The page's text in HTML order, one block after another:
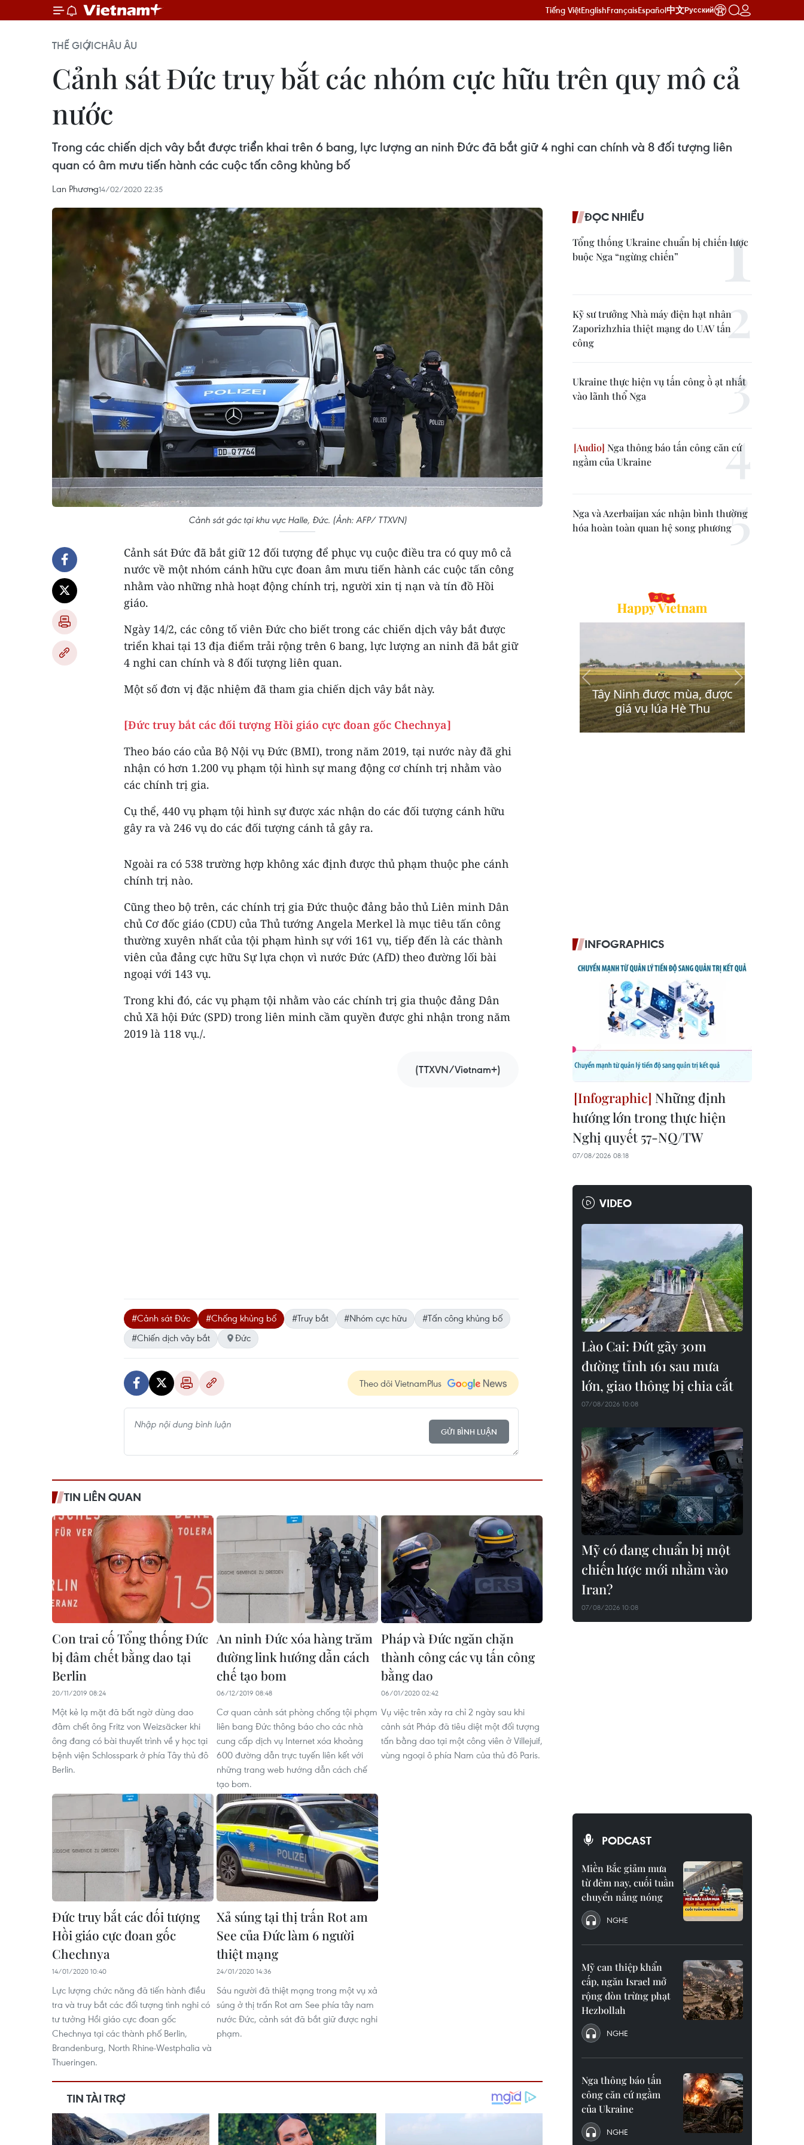
Tiếng ViệtEnglishFrançaisEspañol中文Русский
THẾ GIỚICHÂU ÂU
Cảnh sát Đức truy bắt các nhóm cực hữu trên quy mô cả
nước
Trong các chiến dịch vây bắt được triển khai trên 6 bang, lực lượng an ninh Đức đã bắt giữ 4 nghi can chính và 8 đối tượng liên
quan có âm mưu tiến hành các cuộc tấn công khủng bố
Lan Phương14/02/2020 22:35
Cảnh sát gác tại khu vực Halle, Đức. (Ảnh: AFP/ TTXVN)
Cảnh sát Đức đã bắt giữ 12 đối tượng để phục vụ cuộc điều tra có quy mô cả
nước về một nhóm cánh hữu cực đoan âm mưu tiến hành các cuộc tấn công
nhằm vào những nhà hoạt động chính trị, người xin tị nạn và tín đồ Hồi
giáo.
Ngày 14/2, các công tố viên Đức cho biết trong các chiến dịch vây bắt được
triển khai tại 13 địa điểm trải rộng trên 6 bang, lực lượng an ninh đã bắt giữ
4 nghi can chính và 8 đối tượng liên quan.
Một số đơn vị đặc nhiệm đã tham gia chiến dịch vây bắt này.
[Đức truy bắt các đối tượng Hồi giáo cực đoan gốc Chechnya]
Theo báo cáo của Bộ Nội vụ Đức (BMI), trong năm 2019, tại nước này đã ghi
nhận có hơn 1.200 vụ phạm tội hình sự mang động cơ chính trị nhằm vào
các chính trị gia.
Cụ thể, 440 vụ phạm tội hình sự được xác nhận do các đối tượng cánh hữu
gây ra và 246 vụ do các đối tượng cánh tả gây ra.
Ngoài ra có 538 trường hợp không xác định được thủ phạm thuộc phe cánh
chính trị nào.
Cũng theo bộ trên, các chính trị gia Đức thuộc đảng bảo thủ Liên minh Dân
chủ Cơ đốc giáo (CDU) của Thủ tướng Angela Merkel là mục tiêu tấn công
thường xuyên nhất của tội phạm hình sự với 161 vụ, tiếp đến là các thành
viên của đảng cực hữu Sự lựa chọn vì nước Đức (AfD) theo đường lối bài
ngoại với 143 vụ.
Trong khi đó, các vụ phạm tội nhằm vào các chính trị gia thuộc đảng Dân
chủ Xã hội Đức (SPD) trong liên minh cầm quyền được ghi nhận trong năm
2019 là 118 vụ./.
(TTXVN/Vietnam+)
#Cảnh sát Đức #Chống khủng bố #Truy bắt #Nhóm cực hữu
#Tấn công khủng bố
#Chiến dịch vây bắt
Đức
Theo dõi VietnamPlus
GỬI BÌNH LUẬN
TIN LIÊN QUAN
Con trai cố Tổng thống Đức
bị đâm chết bằng dao tại
Berlin
20/11/2019 08:24
Một kẻ lạ mặt đã bất ngờ dùng dao
đâm chết ông Fritz von Weizsäcker khi
ông đang có bài thuyết trình về y học tại
bệnh viện Schlosspark ở phía Tây thủ đô
Berlin.
An ninh Đức xóa hàng trăm
đường link hướng dẫn cách
chế tạo bom
06/12/2019 08:48
Cơ quan cảnh sát phòng chống tội phạm
liên bang Đức thông báo cho các nhà
cung cấp dịch vụ Internet xóa khoảng
600 đường dẫn trực tuyến liên kết với
những trang web hướng dẫn cách chế
tạo bom.
Pháp và Đức ngăn chặn
thành công các vụ tấn công
bằng dao
06/01/2020 02:42
Vụ việc trên xảy ra chỉ 2 ngày sau khi
cảnh sát Pháp đã tiêu diệt một đối tượng
tấn bằng dao tại một công viên ở Villejuif,
vùng ngoại ô phía Nam của thủ đô Paris.
Đức truy bắt các đối tượng
Hồi giáo cực đoan gốc
Chechnya
14/01/2020 10:40
Lực lượng chức năng đã tiến hành điều
tra và truy bắt các đối tượng tình nghi có
tư tưởng Hồi giáo cực đoan gốc
Chechnya tại các thành phố Berlin,
Brandenburg, North Rhine-Westphalia và
Thueringen.
Xả súng tại thị trấn Rot am
See của Đức làm 6 người
thiệt mạng
24/01/2020 14:36
Sáu người đã thiệt mạng trong một vụ xả
súng ở thị trấn Rot am See phía tây nam
nước Đức, cảnh sát đã bắt giữ được nghi
phạm.
ĐỌC NHIỀU
Tổng thống Ukraine chuẩn bị chiến lược
buộc Nga “ngừng chiến”
Kỹ sư trưởng Nhà máy điện hạt nhân
Zaporizhzhia thiệt mạng do UAV tấn
công
Ukraine thực hiện vụ tấn công ồ ạt nhất
vào lãnh thổ Nga
Nga thông báo tấn công căn cứ
ngầm của Ukraine
Nga và Azerbaijan xác nhận bình thường
hóa hoàn toàn quan hệ song phương
INFOGRAPHICS
Những định
hướng lớn trong thực hiện
Nghị quyết 57-NQ/TW
07/08/2026 08:18
VIDEO
Lào Cai: Đứt gãy 30m
đường tỉnh 161 sau mưa
lớn, giao thông bị chia cắt
07/08/2026 10:08
Mỹ có đang chuẩn bị một
chiến lược mới nhằm vào
Iran?
07/08/2026 10:08
PODCAST
Miền Bắc giảm mưa
từ đêm nay, cuối tuần
chuyển nắng nóng
NGHE
Mỹ can thiệp khẩn
cấp, ngăn Israel mở
rộng đòn trừng phạt
Hezbollah
NGHE
Nga thông báo tấn
công căn cứ ngầm
của Ukraine
NGHE